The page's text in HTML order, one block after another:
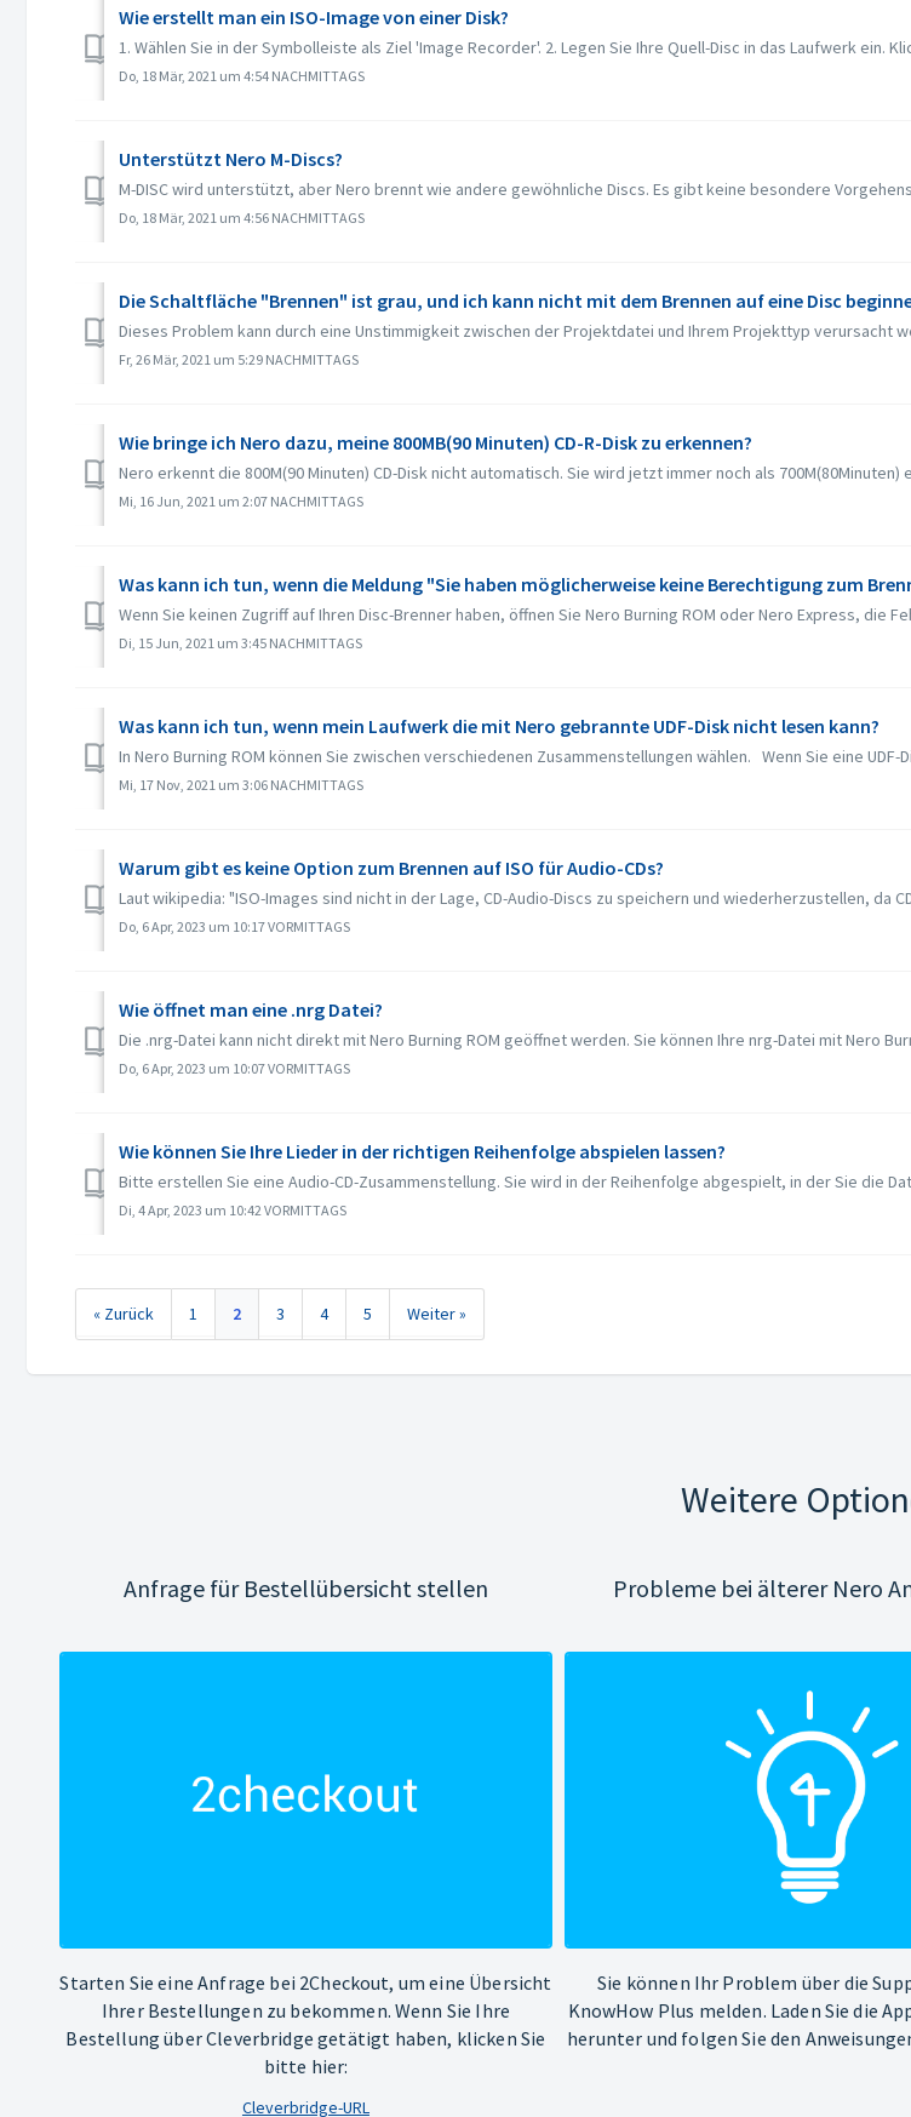
Wie erstellt man ein ISO-Image von einer Disk?
1. Wählen Sie in der Symbolleiste als Ziel 'Image Recorder'. 2. Legen Sie Ihre Quell-Disc in das Laufwerk ein.
Do, 18 Mär, 2021 um 4:54 NACHMITTAGS
Unterstützt Nero M-Discs?
M-DISC wird unterstützt, aber Nero brennt wie andere gewöhnliche Discs. Es gibt keine besondere
Do, 18 Mär, 2021 um 4:56 NACHMITTAGS
Die Schaltfläche "Brennen" ist grau, und ich kann nicht mit dem Brennen auf eine Disc
Dieses Problem kann durch eine Unstimmigkeit zwischen der Projektdatei und Ihrem Projekttyp verursacht
Fr, 26 Mär, 2021 um 5:29 NACHMITTAGS
Wie bringe ich Nero dazu, meine 800MB(90 Minuten) CD-R-Disk zu erkennen?
Nero erkennt die 800M(90 Minuten) CD-Disk nicht automatisch. Sie wird jetzt immer noch als 700M(80Minuten)
Mi, 16 Jun, 2021 um 2:07 NACHMITTAGS
Was kann ich tun, wenn die Meldung "Sie haben möglicherweise keine Berechtigung zum
Wenn Sie keinen Zugriff auf Ihren Disc-Brenner haben, öffnen Sie Nero Burning ROM oder Nero Express, die
Di, 15 Jun, 2021 um 3:45 NACHMITTAGS
Was kann ich tun, wenn mein Laufwerk die mit Nero gebrannte UDF-Disk nicht lesen kann?
In Nero Burning ROM können Sie zwischen verschiedenen Zusammenstellungen wählen. Wenn Sie eine
Mi, 17 Nov, 2021 um 3:06 NACHMITTAGS
Warum gibt es keine Option zum Brennen auf ISO für Audio-CDs?
Laut wikipedia: "ISO-Images sind nicht in der Lage, CD-Audio-Discs zu speichern und wiederherzustellen, da
Do, 6 Apr, 2023 um 10:17 VORMITTAGS
Wie öffnet man eine .nrg Datei?
Die .nrg-Datei kann nicht direkt mit Nero Burning ROM geöffnet werden. Sie können Ihre nrg-Datei mit Nero
Do, 6 Apr, 2023 um 10:07 VORMITTAGS
Wie können Sie Ihre Lieder in der richtigen Reihenfolge abspielen lassen?
Bitte erstellen Sie eine Audio-CD-Zusammenstellung. Sie wird in der Reihenfolge abgespielt, in der Sie die
Di, 4 Apr, 2023 um 10:42 VORMITTAGS
« Zurück 1 2 3 4 5 Weiter »
Weitere
Anfrage für Bestellübersicht stellen
Starten Sie eine Anfrage bei 2Checkout, um eine Übersicht
Ihrer Bestellungen zu bekommen. Wenn Sie Ihre
Bestellung über Cleverbridge getätigt haben, klicken Sie
bitte hier:
Cleverbridge-URL
Probleme bei älterer Nero
Sie können Ihr Problem über die
KnowHow Plus melden. Laden Sie die
herunter und folgen Sie den